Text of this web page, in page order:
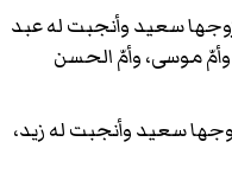
سعيد وأنجبت له عبد
موسى، وأمّ الحسن
سعيد وأنجبت له زيد،